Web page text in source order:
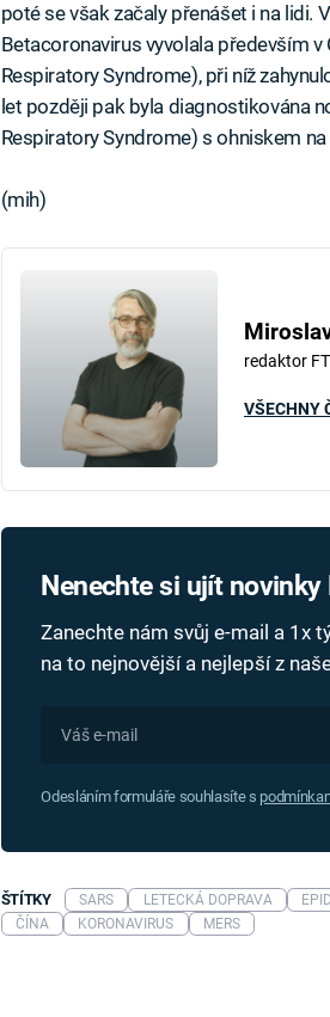
poté se však začaly přenášet i na
Betacoronavirus vyvolala především
Respiratory Syndrome), při níž
let později pak byla diagnostikována
Respiratory Syndrome) s ohniskem
(mih)
redaktor
VŠECHNY
Nenechte si ujít novinky
Zanechte nám svůj e-mail a 1x
na to nejnovější a nejlepší z
Odesláním formuláře souhlasíte s
ŠTÍTKY SARS LETECKÁ DOPRAVA
ČÍNA
KORONAVIRUS MERS